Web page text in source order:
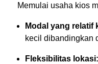
Memulai usaha kios
Modal yang relatif
kecil dibandingkan
Fleksibilitas lokasi: